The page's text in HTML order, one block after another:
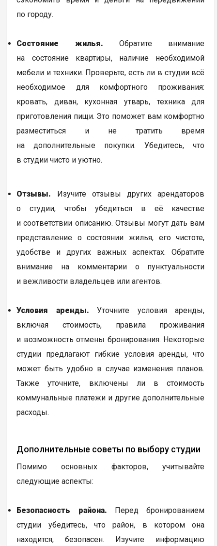
по городу.
Состояние жилья. Обратите внимание
на состояние квартиры, наличие необходимой
мебели и техники. Проверьте, есть ли в студии всё
необходимое для комфортного проживания:
кровать, диван, кухонная утварь, техника для
приготовления пищи. Это поможет вам комфортно
разместиться и не тратить время
на дополнительные покупки. Убедитесь, что
в студии чисто и уютно.
Отзывы. Изучите отзывы других арендаторов
о студии, чтобы убедиться в её качестве
и соответствии описанию. Отзывы могут дать вам
представление о состоянии жилья, его чистоте,
удобстве и других важных аспектах. Обратите
внимание на комментарии о пунктуальности
и вежливости владельцев или агентов.
Условия аренды. Уточните условия аренды,
включая стоимость, правила проживания
и возможность отмены бронирования. Некоторые
студии предлагают гибкие условия аренды, что
может быть удобно в случае изменения планов.
Также уточните, включены ли в стоимость
коммунальные платежи и другие дополнительные
расходы.
Дополнительные советы по выбору студии
Помимо основных факторов, учитывайте
следующие аспекты:
Безопасность района. Перед бронированием
студии убедитесь, что район, в котором она
находится, безопасен. Изучите информацию